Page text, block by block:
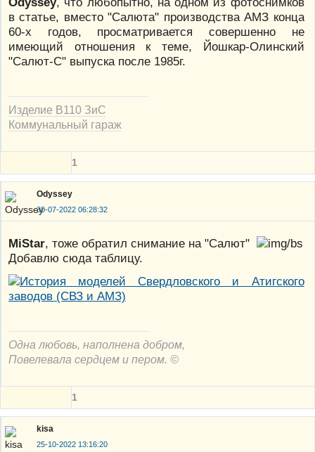
в статье, вместо "Салюта" производства АМЗ конца
60-х годов, просматривается совершенно не
имеющий отношения к теме, Йошкар-Олинский
"Салют-С" выпуска после 1985г.
Изделие В110 ЗиС
Коммунальный гараж
1
Odyssey
30-07-2022 06:28:32
MiStar, тоже обратил снимание на "Салют"
Добавлю сюда таблицу.
Одна любовь, наполнена добром,
Повелевала сердцем и пером. ©
1
kisa
25-10-2022 13:16:20